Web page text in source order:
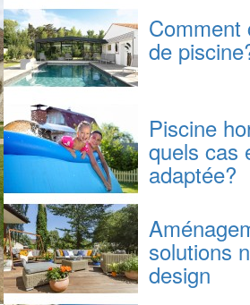
Comment
de
Piscine
quels cas
adaptée?
solutions
design